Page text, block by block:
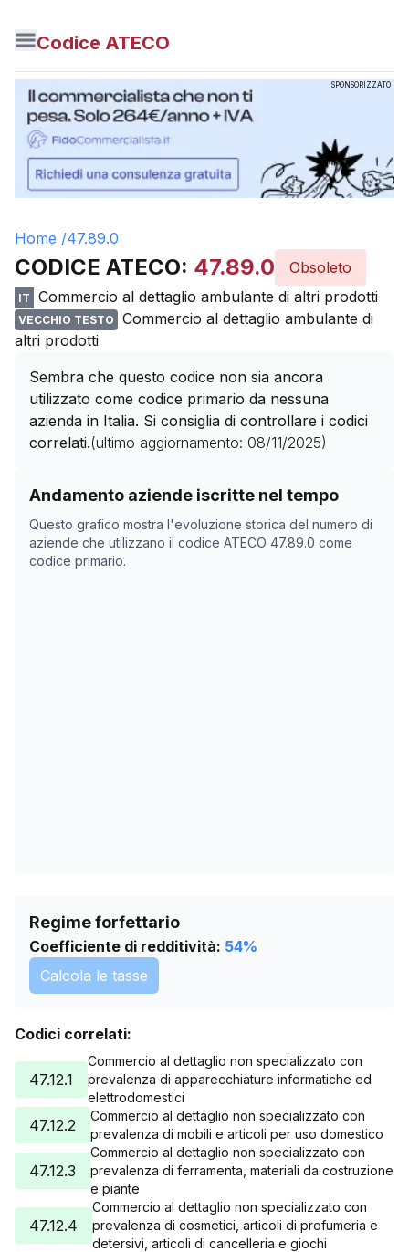
Codice ATECO
SPONSORIZZATO
Home /47.89.0
CODICE ATECO: 47.89.0 Obsoleto
IT Commercio al dettaglio ambulante di altri prodotti
VECCHIO TESTO
Commercio al dettaglio ambulante di
altri prodotti
Sembra che questo codice non sia ancora
utilizzato come codice primario da nessuna
azienda in Italia. Si consiglia di controllare i codici
correlati.(ultimo aggiornamento: 08/11/2025)
Andamento aziende iscritte nel tempo
Questo grafico mostra l'evoluzione storica del numero di
aziende che utilizzano il codice ATECO 47.89.0 come
codice primario.
Storico numero di aziende con codice ATECO
Data rilevazione
03/04/2025
0
18/05/2025
Regime forfettario
Coefficiente di redditività: 54%
Calcola le tasse
Codici correlati:
47.12.1
Commercio al dettaglio non specializzato con
prevalenza di apparecchiature informatiche ed
elettrodomestici
47.12.2
Commercio al dettaglio non specializzato con
prevalenza di mobili e articoli per uso domestico
47.12.3
Commercio al dettaglio non specializzato con
prevalenza di ferramenta, materiali da costruzione
e piante
47.12.4
Commercio al dettaglio non specializzato con
prevalenza di cosmetici, articoli di profumeria e
detersivi, articoli di cancelleria e giochi